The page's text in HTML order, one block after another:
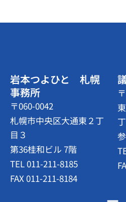
岩本つよひと 札幌
事務所
〒060-0042
札幌市中央区大通東２丁
目３
第36桂和ビル 7階
TEL 011-211-8185
FAX 011-211-8184